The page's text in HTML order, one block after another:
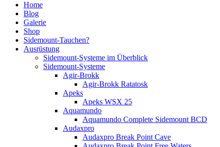
Home
Blog
Galerie
Shop
Sidemount-Tauchen?
Ausrüstung
Sidemount-Systeme im Überblick
Sidemount-Systeme
Agir-Brokk
Agir-Brokk Ratatosk
Apeks
Apeks WSX 25
Aquamundo
Aquamundo Complete Sidemount BCD
Audaxpro
Audaxpro Break Point Cave